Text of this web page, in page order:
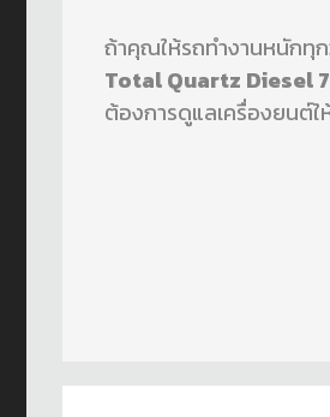
ถ้าคุณให้รถทำงานหนักทุก
Total Quartz Diesel
ต้องการดูแลเครื่องยนต์